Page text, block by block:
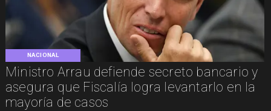
NACIONAL
Ministro Arrau defiende secreto bancario y
asegura que Fiscalía logra levantarlo en la
mayoría de casos